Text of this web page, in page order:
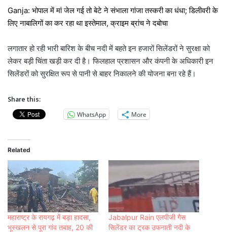
Ganja: भोपाल में मां जेल गई तो बेटे ने संभाला गांजा तस्करी का धंधा; डिलीवरी के
लिए नाबालिगों का कर रहा था इस्तेमाल, क्राइम ब्रांच ने दबोचा
लगातार हो रही भारी बारिश के बीच नदी में बहते इन हजारों सिलेंडरों ने सुरक्षा को
लेकर बड़ी चिंता खड़ी कर दी है। फिलहाल प्रशासन और कंपनी के अधिकारी इन
सिलेंडरों को सुरक्षित रूप से पानी से बाहर निकालने की योजना बना रहे हैं।
Share this:
WhatsApp
More
Related
महाराष्ट्र के रायगढ़ में बड़ा हादसा,
भूस्खलन से पूरा गांव तबाह, 20 की
Jabalpur Rain एलपीजी गैस
सिलेंडर का ट्रक उफनाती नदी के